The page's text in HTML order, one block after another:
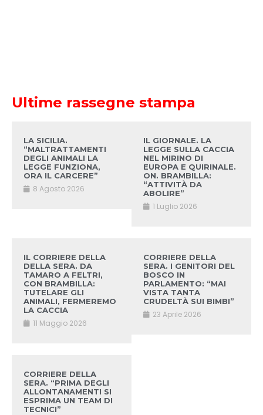
Ultime rassegne stampa
LA SICILIA.
“MALTRATTAMENTI
DEGLI ANIMALI LA
LEGGE FUNZIONA,
ORA IL CARCERE”
8 Agosto 2026
IL GIORNALE. LA
LEGGE SULLA CACCIA
NEL MIRINO DI
EUROPA E QUIRINALE.
ON. BRAMBILLA:
“ATTIVITÀ DA
ABOLIRE”
1 Luglio 2026
IL CORRIERE DELLA
DELLA SERA. DA
TAMARO A FELTRI,
CON BRAMBILLA:
TUTELARE GLI
ANIMALI, FERMEREMO
LA CACCIA
11 Maggio 2026
CORRIERE DELLA
SERA. I GENITORI DEL
BOSCO IN
PARLAMENTO: “MAI
VISTA TANTA
CRUDELTÀ SUI BIMBI”
23 Aprile 2026
CORRIERE DELLA
SERA. “PRIMA DEGLI
ALLONTANAMENTI SI
ESPRIMA UN TEAM DI
TECNICI”